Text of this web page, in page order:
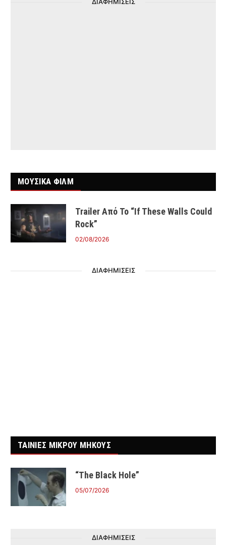
ΔΙΑΦΗΜΙΣΕΙΣ
ΜΟΥΣΙΚΑ ΦΙΛΜ
Trailer Από Το “If These Walls Could
Rock”
02/08/2026
ΔΙΑΦΗΜΙΣΕΙΣ
ΤΑΙΝΙΕΣ ΜΙΚΡΟΥ ΜΗΚΟΥΣ
“The Black Hole”
05/07/2026
ΔΙΑΦΗΜΙΣΕΙΣ